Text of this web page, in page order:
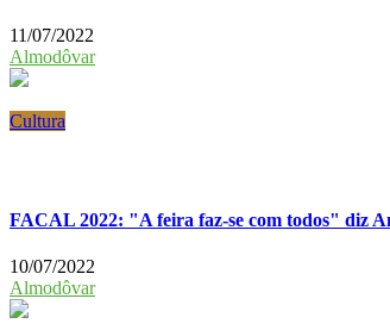
11/07/2022
Almodôvar
Cultura
FACAL 2022: "A feira faz-se com todos" diz
10/07/2022
Almodôvar